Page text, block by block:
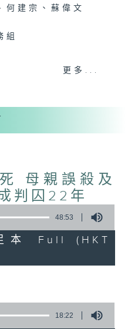
何建宗、蘇偉文
組
組
電台公共事務組
更多...
母親誤殺及
判囚22年
48:53
本 Full (HKT
18:22